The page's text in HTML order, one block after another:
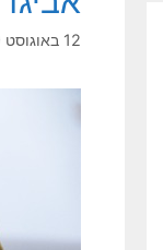
12 באוגוסט 2019